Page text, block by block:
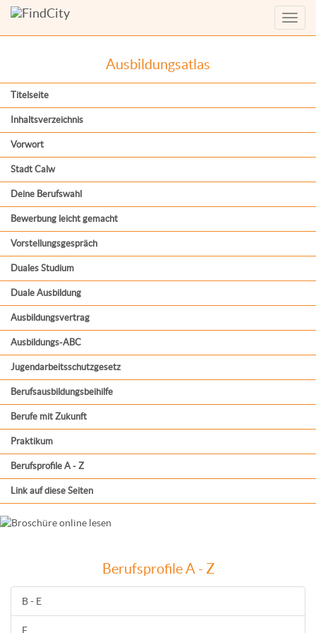
Menü
Ausbildungsatlas
Titelseite
Inhaltsverzeichnis
Vorwort
Stadt Calw
Deine Berufswahl
Bewerbung leicht gemacht
Vorstellungsgespräch
Duales Studium
Duale Ausbildung
Ausbildungsvertrag
Ausbildungs-ABC
Jugendarbeitsschutzgesetz
Berufsausbildungsbeihilfe
Berufe mit Zukunft
Praktikum
Berufsprofile A - Z
Link auf diese Seiten
Berufsprofile A - Z
B - E
F